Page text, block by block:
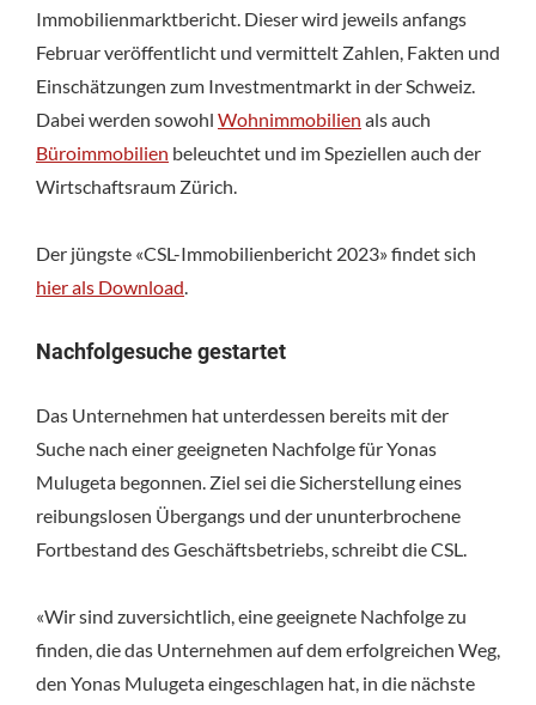
Immobilienmarktbericht. Dieser wird jeweils anfangs
Februar veröffentlicht und vermittelt Zahlen, Fakten und
Einschätzungen zum Investmentmarkt in der Schweiz.
Dabei werden sowohl Wohnimmobilien als auch
Büroimmobilien beleuchtet und im Speziellen auch der
Wirtschaftsraum Zürich.
Der jüngste «CSL-Immobilienbericht 2023» findet sich
hier als Download
Nachfolgesuche gestartet
Das Unternehmen hat unterdessen bereits mit der
Suche nach einer geeigneten Nachfolge für Yonas
Mulugeta begonnen. Ziel sei die Sicherstellung eines
reibungslosen Übergangs und der ununterbrochene
Fortbestand des Geschäftsbetriebs, schreibt die CSL.
«Wir sind zuversichtlich, eine geeignete Nachfolge zu
finden, die das Unternehmen auf dem erfolgreichen Weg,
den Yonas Mulugeta eingeschlagen hat, in die nächste